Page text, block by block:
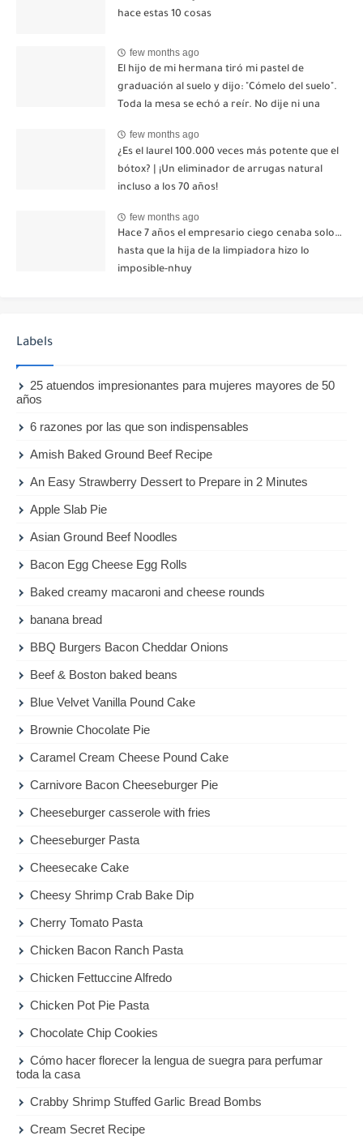
hace estas 10 cosas
few months ago
El hijo de mi hermana tiró mi pastel de
graduación al suelo y dijo: "Cómelo del suelo".
Toda la mesa se echó a reír. No dije ni una
un mensaje: "Hemos decidido cortar todo
contacto. Aléjate para siempre"-nhuy
few months ago
¿Es el laurel 100.000 veces más potente que el
bótox? | ¡Un eliminador de arrugas natural
incluso a los 70 años!
few months ago
Hace 7 años el empresario ciego cenaba solo…
hasta que la hija de la limpiadora hizo lo
imposible-nhuy
Labels
25 atuendos impresionantes para mujeres mayores de 50
años
6 razones por las que son indispensables
Amish Baked Ground Beef Recipe
An Easy Strawberry Dessert to Prepare in 2 Minutes
Apple Slab Pie
Asian Ground Beef Noodles
Bacon Egg Cheese Egg Rolls
Baked creamy macaroni and cheese rounds
banana bread
BBQ Burgers Bacon Cheddar Onions
Beef & Boston baked beans
Blue Velvet Vanilla Pound Cake
Brownie Chocolate Pie
Caramel Cream Cheese Pound Cake
Carnivore Bacon Cheeseburger Pie
Cheeseburger casserole with fries
Cheeseburger Pasta
Cheesecake Cake
Cheesy Shrimp Crab Bake Dip
Cherry Tomato Pasta
Chicken Bacon Ranch Pasta
Chicken Fettuccine Alfredo
Chicken Pot Pie Pasta
Chocolate Chip Cookies
Cómo hacer florecer la lengua de suegra para perfumar
toda la casa
Crabby Shrimp Stuffed Garlic Bread Bombs
Cream Secret Recipe